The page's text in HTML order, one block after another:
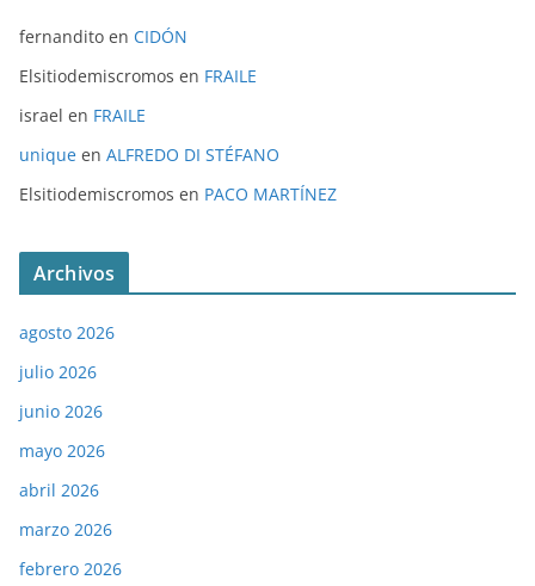
fernandito en CIDÓN
Elsitiodemiscromos en FRAILE
israel en FRAILE
unique en ALFREDO DI STÉFANO
Elsitiodemiscromos en PACO MARTÍNEZ
Archivos
agosto 2026
julio 2026
junio 2026
mayo 2026
abril 2026
marzo 2026
febrero 2026